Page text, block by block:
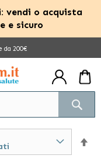
vendi o acquista
e sicuro
da 200€